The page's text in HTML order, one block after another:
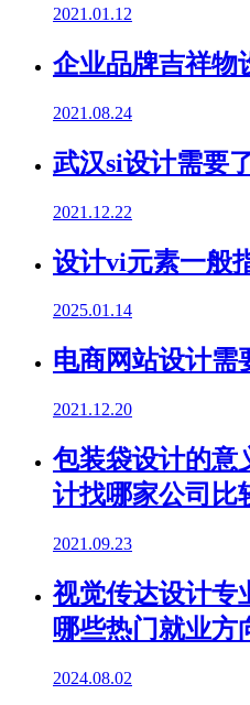
2021.01.12
企业品牌吉祥物
2021.08.24
武汉si设计需要
2021.12.22
设计vi元素一般
2025.01.14
电商网站设计需
2021.12.20
包装袋设计的意
计找哪家公司比
2021.09.23
视觉传达设计专
哪些热门就业方
2024.08.02